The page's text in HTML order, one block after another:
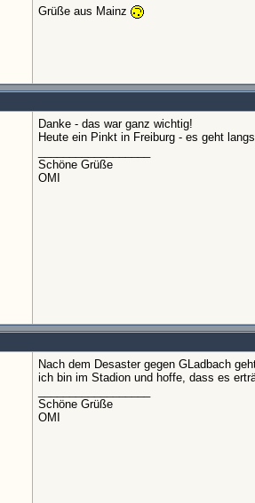
Grüße aus Mainz
Danke - das war ganz wichtig!
Heute ein Pinkt in Freiburg - es geht
Schöne Grüße
OMI
Nach dem Desaster gegen GLadbach
ich bin im Stadion und hoffe, dass es
Schöne Grüße
OMI